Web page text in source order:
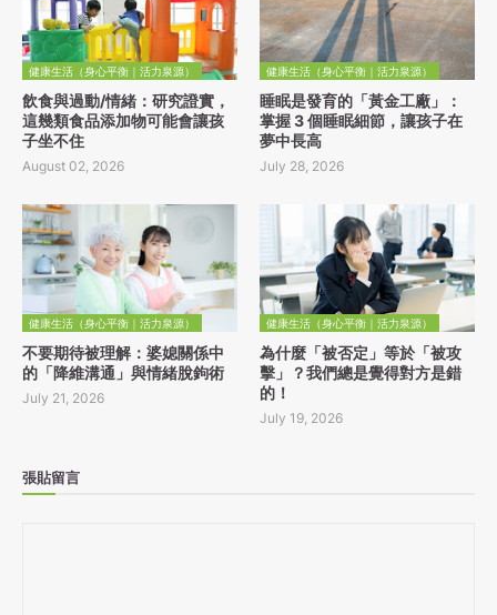
健康生活（身心平衡｜活力泉源）
飲食與過動/情緒：研究證實，
這幾類食品添加物可能會讓孩
子坐不住
August 02, 2026
健康生活（身心平衡｜活力泉源）
睡眠是發育的「黃金工廠」：
掌握 3 個睡眠細節，讓孩子在
夢中長高
July 28, 2026
健康生活（身心平衡｜活力泉源）
不要期待被理解：婆媳關係中
的「降維溝通」與情緒脫鉤術
July 21, 2026
健康生活（身心平衡｜活力泉源）
為什麼「被否定」等於「被攻
擊」？我們總是覺得對方是錯
的！
July 19, 2026
張貼留言